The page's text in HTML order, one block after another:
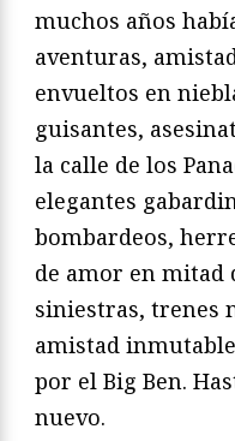
muchos años
aventuras,
envueltos en
guisantes,
la calle de los
elegantes
bombardeos,
de amor en mitad
siniestras, trenes
amistad
por el Big Ben.
nuevo.